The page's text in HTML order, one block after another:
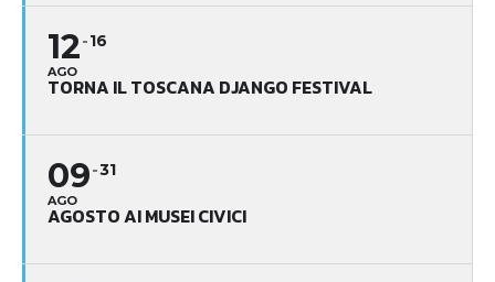
12
AGO
16
TORNA IL TOSCANA DJANGO FESTIVAL
09
AGO
31
AGOSTO AI MUSEI CIVICI